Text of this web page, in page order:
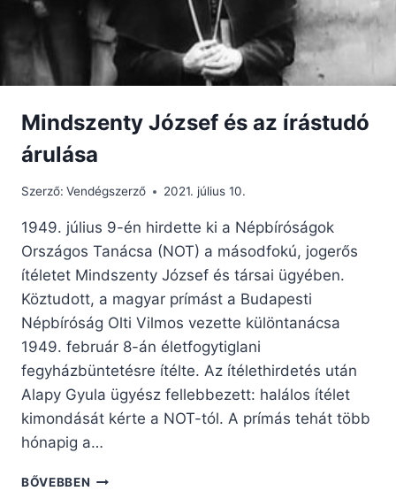
Mindszenty József és az írástudó
árulása
Szerző: Vendégszerző 2021. július 10.
1949. július 9-én hirdette ki a Népbíróságok
Országos Tanácsa (NOT) a másodfokú, jogerős
ítéletet Mindszenty József és társai ügyében.
Köztudott, a magyar prímást a Budapesti
Népbíróság Olti Vilmos vezette különtanácsa
1949. február 8-án életfogytiglani
fegyházbüntetésre ítélte. Az ítélethirdetés után
Alapy Gyula ügyész fellebbezett: halálos ítélet
kimondását kérte a NOT-tól. A prímás tehát több
hónapig a…
BŐVEBBEN MINDSZENTY